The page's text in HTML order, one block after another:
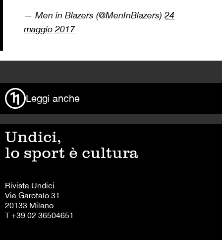
— Men in Blazers (@MenInBlazers)24
maggio 2017
Leggi anche
Undici,
lo sport è cultura
Rivista Undici
Via Garofalo 31
20133 Milano
T +39 02 36504651